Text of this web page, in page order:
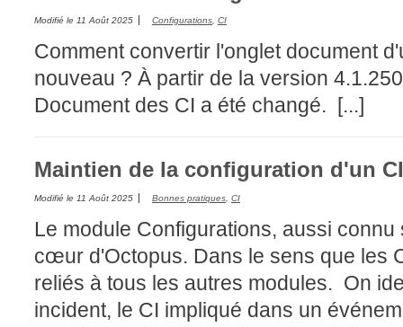
Modifié le 11 Août 2025 Configurations CI
Comment convertir l'onglet document
nouveau ? À partir de la version
Document des CI a été changé. [...]
Maintien de la configuration d'un CI
Modifié le 11 Août 2025 Bonnes pratiques, CI
Le module Configurations, aussi
cœur d'Octopus. Dans le sens que les
reliés à tous les autres modules. On
incident, le CI impliqué dans un